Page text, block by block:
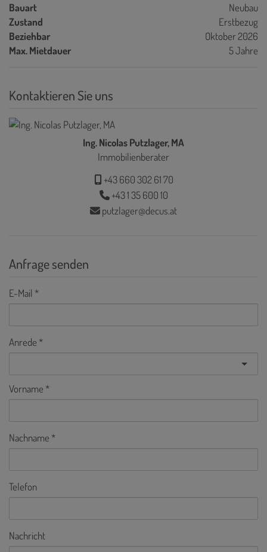
Bauart
Neubau
Zustand
Erstbezug
Beziehbar
Oktober 2026
Max. Mietdauer
5 Jahre
Kontaktieren Sie uns
Ing. Nicolas Putzlager, MA
Immobilienberater
+43 660 302 61 70
+43 1 35 600 10
putzlager@decus.at
Anfrage senden
E-Mail
Anrede
Vorname
Nachname
Telefon
Nachricht